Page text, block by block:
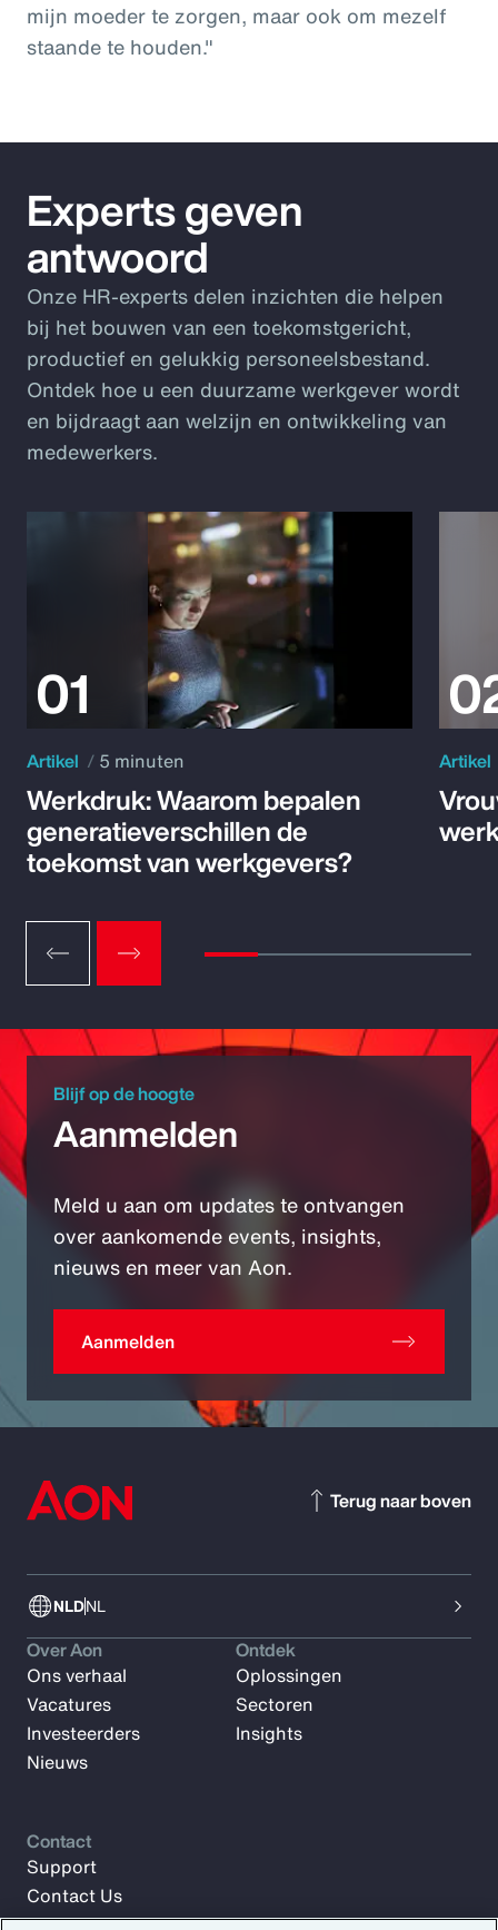
mijn moeder te zorgen, maar ook om mezelf
staande te houden."
Experts geven
antwoord
Onze HR-experts delen inzichten die helpen
bij het bouwen van een toekomstgericht,
productief en gelukkig personeelsbestand.
Ontdek hoe u een duurzame werkgever wordt
en bijdraagt aan welzijn en ontwikkeling van
medewerkers.
Artikel 5 minuten
Werkdruk: Waarom bepalen
generatieverschillen de
toekomst van werkgevers?
Artikel
Blijf op de hoogte
Aanmelden
Meld u aan om updates te ontvangen
over aankomende events, insights,
nieuws en meer van Aon.
Aanmelden
NLDNL
Terug naar boven
Over Aon
Ons verhaal
Vacatures
Investeerders
Nieuws
Ontdek
Oplossingen
Sectoren
Insights
Contact
Support
Contact Us